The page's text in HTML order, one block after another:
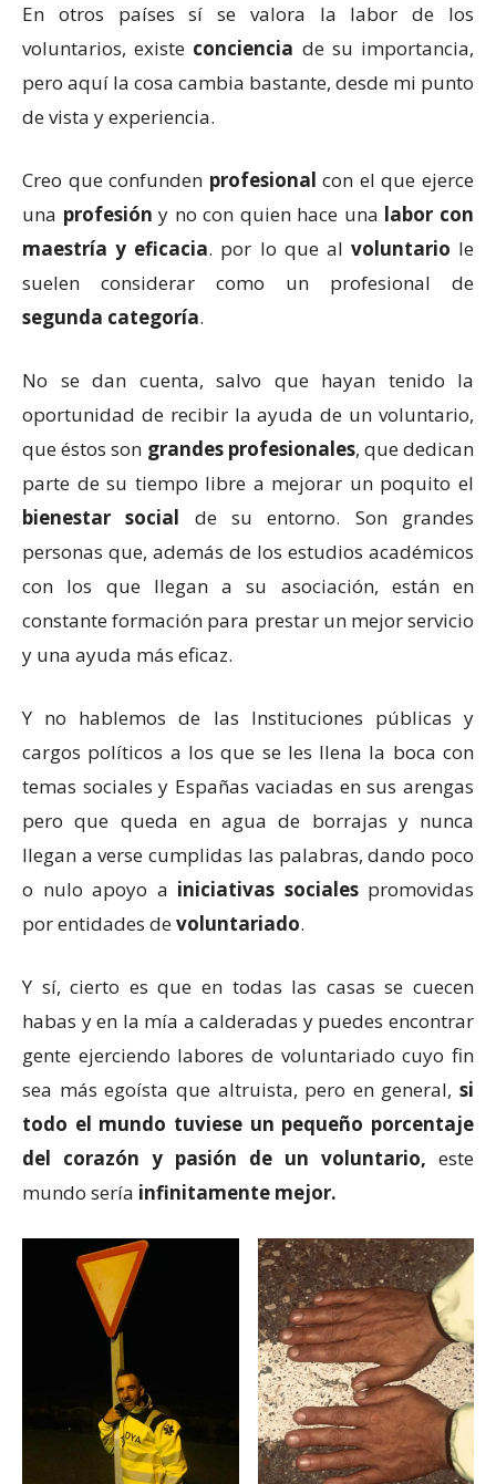
En otros países sí se valora la labor de los
voluntarios, existe conciencia de su importancia,
pero aquí la cosa cambia bastante, desde mi punto
de vista y experiencia.
Creo que confunden profesional con el que ejerce
una profesión y no con quien hace una labor con
maestría y eficacia. por lo que al voluntario le
suelen considerar como un profesional de
segunda categoría.
No se dan cuenta, salvo que hayan tenido la
oportunidad de recibir la ayuda de un voluntario,
que éstos son grandes profesionales, que dedican
parte de su tiempo libre a mejorar un poquito el
bienestar social de su entorno. Son grandes
personas que, además de los estudios académicos
con los que llegan a su asociación, están en
constante formación para prestar un mejor servicio
y una ayuda más eficaz.
Y no hablemos de las Instituciones públicas y
cargos políticos a los que se les llena la boca con
temas sociales y Españas vaciadas en sus arengas
pero que queda en agua de borrajas y nunca
llegan a verse cumplidas las palabras, dando poco
o nulo apoyo a iniciativas socialespromovidas
por entidades devoluntariado.
Y sí, cierto es que en todas las casas se cuecen
habas y en la mía a calderadas y puedes encontrar
gente ejerciendo labores de voluntariado cuyo fin
sea más egoísta que altruista, pero en general, si
todo el mundo tuviese un pequeño porcentaje
del corazón y pasión de un voluntario, este
mundo sería infinitamente mejor.